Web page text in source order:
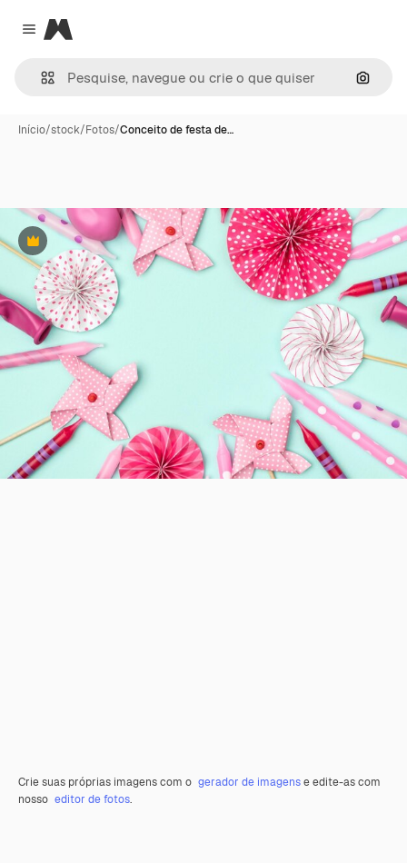
Close menu
Magnific
Início/stock/Fotos/Conceito de festa de…
Premium
Crie suas próprias imagens com o gerador de imagense edite-as com
nosso editor de fotos.